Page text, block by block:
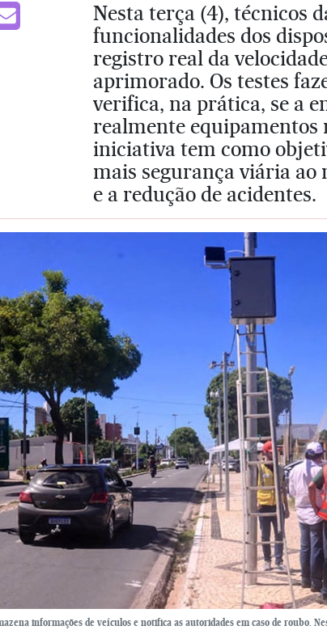
Nesta terça (4), técnicos
funcionalidades dos
registro real da
aprimorado. Os testes
verifica, na prática, se a
realmente equipamentos
iniciativa tem como
mais segurança viária
e a redução de acidentes.
informações de veículos e notifica as autoridades em caso de roubo.